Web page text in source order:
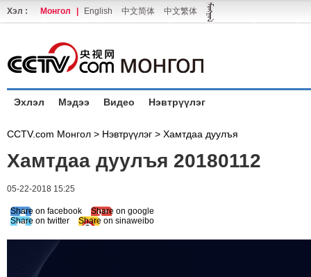
Хэл : Монгол English 中文简体 中文繁体
Эхлэл Мэдээ Видео Нэвтрүүлэг
CCTV.com Монгол > Нэвтрүүлэг > Хамтдаа дуулъя
Хамтдаа дуулъя 20180112
05-22-2018 15:25
Share on facebook
Share on google
Share on twitter
Share on sinaweibo